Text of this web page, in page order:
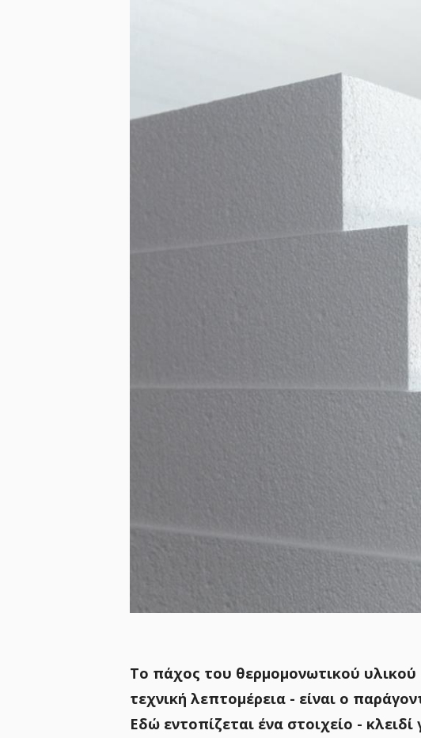
Το πάχος του θερμομονωτικού
τεχνική λεπτομέρεια - είναι ο
Εδώ εντοπίζεται ένα στοιχείο -